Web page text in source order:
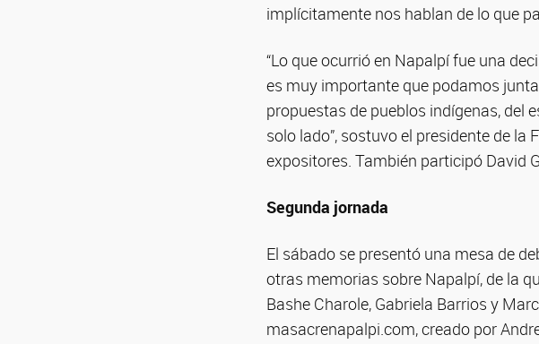
implícitamente nos hablan de lo que
“Lo que ocurrió en Napalpí fue una
es muy importante que podamos
propuestas de pueblos indígenas, del
solo lado”, sostuvo el presidente de
expositores. También participó David
Segunda jornada
El sábado se presentó una mesa de
otras memorias sobre Napalpí, de la
Bashe Charole, Gabriela Barrios y
masacrenapalpi.com, creado por